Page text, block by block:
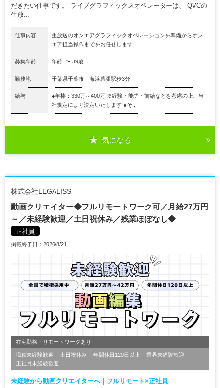
だきたい仕事です。 ライブグラフィックスオペレーターは、 QVCの
生放...
仕事内容
生放送のオンエアグラフィックオペレーションを準備からオン
エア担当操作までをお任せします
募集年齢 年齢: 〜 39歳
勤務地 千葉県千葉市 海浜幕張駅歩3分
給与
●年棒：330万～400万 ※経験・能力・前給などを考慮の上、当
社規定により決定いたします ●そ...
気になる
株式会社LEGALISS
動画クリエイター◆フルリモートワーク可／月給27万円
～／未経験歓迎／土日祝休み／残業ほぼなし◆
正社員
掲載終了日：2026/8/21
在宅勤務・リモートワークあり
職種未経験歓迎 土日祝休み 年間休日120日以上
業界未経験歓迎
正社員未経験歓迎
未経験から動画クリエイターへ｜フルリモート×正社員